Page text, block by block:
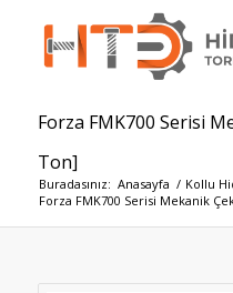
Forza FMK700 Serisi
Ton]
Buradasınız: Anasayfa / Kollu
Forza FMK700 Serisi Mekanik